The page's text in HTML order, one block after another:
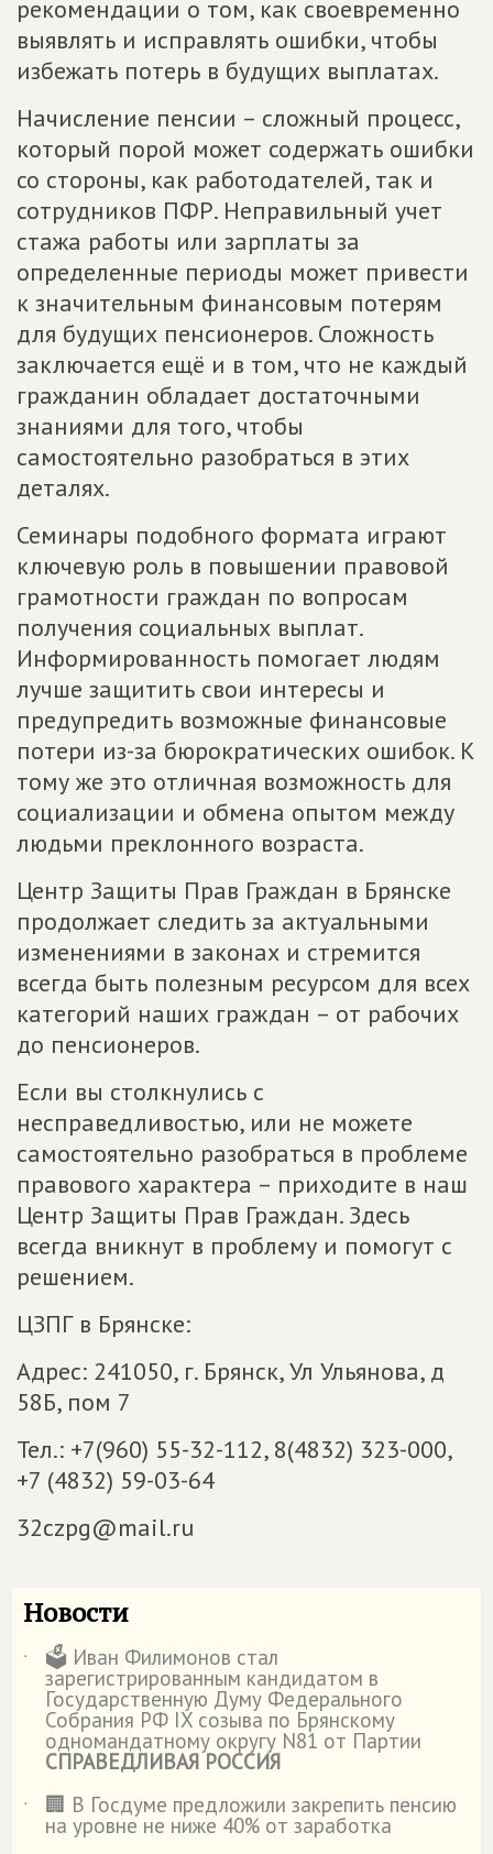
рекомендации о том, как своевременно
выявлять и исправлять ошибки, чтобы
избежать потерь в будущих выплатах.
Начисление пенсии – сложный процесс,
который порой может содержать ошибки
со стороны, как работодателей, так и
сотрудников ПФР. Неправильный учет
стажа работы или зарплаты за
определенные периоды может привести
к значительным финансовым потерям
для будущих пенсионеров. Сложность
заключается ещё и в том, что не каждый
гражданин обладает достаточными
знаниями для того, чтобы
самостоятельно разобраться в этих
деталях.
Семинары подобного формата играют
ключевую роль в повышении правовой
грамотности граждан по вопросам
получения социальных выплат.
Информированность помогает людям
лучше защитить свои интересы и
предупредить возможные финансовые
потери из-за бюрократических ошибок. К
тому же это отличная возможность для
социализации и обмена опытом между
людьми преклонного возраста.
Центр Защиты Прав Граждан в Брянске
продолжает следить за актуальными
изменениями в законах и стремится
всегда быть полезным ресурсом для всех
категорий наших граждан – от рабочих
до пенсионеров.
Если вы столкнулись с
несправедливостью, или не можете
самостоятельно разобраться в проблеме
правового характера – приходите в наш
Центр Защиты Прав Граждан. Здесь
всегда вникнут в проблему и помогут с
решением.
ЦЗПГ в Брянске:
Адрес: 241050, г. Брянск, Ул Ульянова, д
58Б, пом 7
Тел.: +7(960) 55-32-112, 8(4832) 323-000,
+7 (4832) 59-03-64
32czpg@mail.ru
Новости
˙ 🗳️ Иван Филимонов стал
зарегистрированным кандидатом в
Государственную Думу Федерального
Собрания РФ IX созыва по Брянскому
одномандатному округу N81 от Партии
СПРАВЕДЛИВАЯ РОССИЯ
˙
🏢 В Госдуме предложили закрепить пенсию
на уровне не ниже 40% от заработка